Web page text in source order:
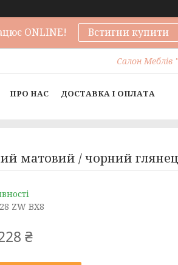
ONLINE! Встигни купити
Салон Меблів
ПРО НАС ДОСТАВКА І ОПЛАТА
матовий / чорний
28 ZW BX8
₴